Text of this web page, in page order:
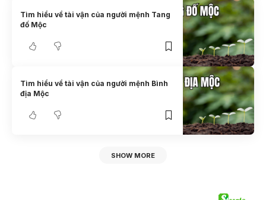
Tìm hiểu về tài vận của người mệnh Tang
đố Mộc
Tìm hiểu về tài vận của người mệnh Bình
địa Mộc
SHOW MORE